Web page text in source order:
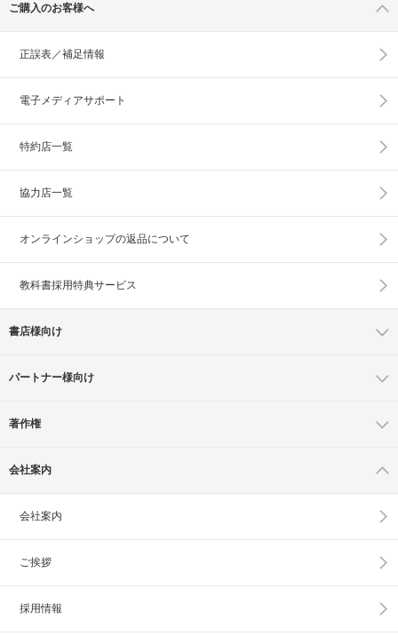
ご購入のお客様へ
正誤表／補足情報
電子メディアサポート
特約店一覧
協力店一覧
オンラインショップの返品について
教科書採用特典サービス
書店様向け
パートナー様向け
著作権
会社案内
会社案内
ご挨拶
採用情報